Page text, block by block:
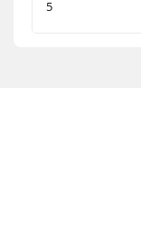
5